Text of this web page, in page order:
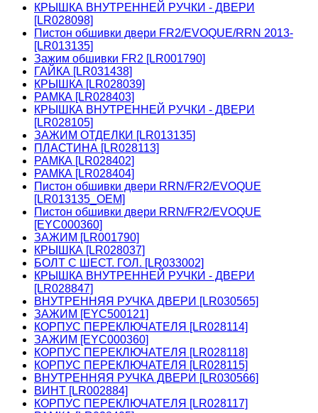
КРЫШКА ВНУТРЕННЕЙ РУЧКИ - ДВЕРИ
[LR028098]
Пистон обшивки двери FR2/EVOQUE/RRN 2013-
[LR013135]
Зажим обшивки FR2 [LR001790]
ГАЙКА [LR031438]
КРЫШКА [LR028039]
РАМКА [LR028403]
КРЫШКА ВНУТРЕННЕЙ РУЧКИ - ДВЕРИ
[LR028105]
ЗАЖИМ ОТДЕЛКИ [LR013135]
ПЛАСТИНА [LR028113]
РАМКА [LR028402]
РАМКА [LR028404]
Пистон обшивки двери RRN/FR2/EVOQUE
[LR013135_OEM]
Пистон обшивки двери RRN/FR2/EVOQUE
[EYC000360]
ЗАЖИМ [LR001790]
КРЫШКА [LR028037]
БОЛТ С ШЕСТ. ГОЛ. [LR033002]
КРЫШКА ВНУТРЕННЕЙ РУЧКИ - ДВЕРИ
[LR028847]
ВНУТРЕННЯЯ РУЧКА ДВЕРИ [LR030565]
ЗАЖИМ [EYC500121]
КОРПУС ПЕРЕКЛЮЧАТЕЛЯ [LR028114]
ЗАЖИМ [EYC000360]
КОРПУС ПЕРЕКЛЮЧАТЕЛЯ [LR028118]
КОРПУС ПЕРЕКЛЮЧАТЕЛЯ [LR028115]
ВНУТРЕННЯЯ РУЧКА ДВЕРИ [LR030566]
ВИНТ [LR002884]
КОРПУС ПЕРЕКЛЮЧАТЕЛЯ [LR028117]